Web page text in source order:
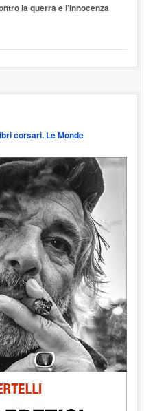
la querra e l’innocenza
corsari. Le Monde